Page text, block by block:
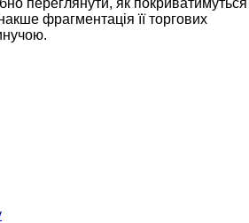
фрагментація її торгових